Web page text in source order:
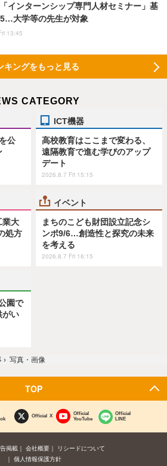
インターンシップ専門人材セミナー」基
大学等の先生が対象
13:45
キングをもっと見る
CATEGORY
公
ICT機器
高校教育はここまで変わる、
遠隔教育で進む学びのアップ
デート
2026.8.7 Fri 15:15
業大
処方
イベント
まちのこども財団設立記念シ
ンポ9/6…創造性と探究の未来
を考える
2026.8.7 Fri 16:15
園で
がい
› 写真・画像
TOP
Official X
Official
YouTube
Official
LINE
掲載 会社概要
リシードについて
個人情報保護方針